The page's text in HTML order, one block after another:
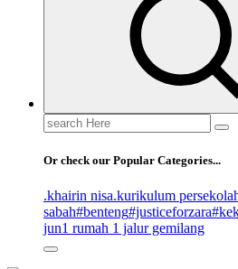
Search
for:
Or check our Popular Categories...
.khairin nisa.kurikulum
sabah#benteng#justiceforzara
jun1 rumah 1 jalur gemilang